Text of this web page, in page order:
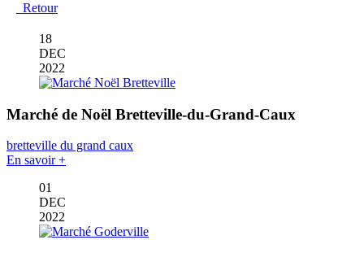
Retour
18
DEC
2022
Marché de Noël Bretteville-du-Grand-Caux
bretteville du grand caux
En savoir +
01
DEC
2022